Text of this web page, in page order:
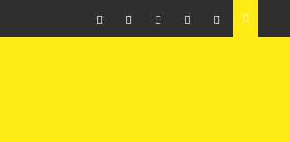
Centum Cellas entra na fase decisiva das Novas 7
Maravilhas de Portugal